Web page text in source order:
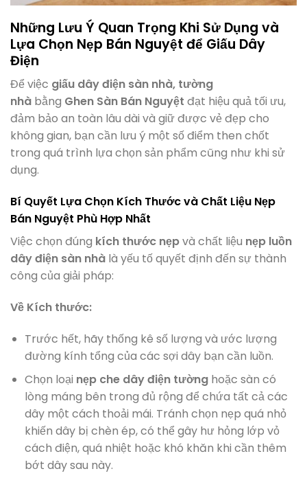
Những Lưu Ý Quan Trọng Khi Sử Dụng và
Lựa Chọn Nẹp Bán Nguyệt để Giấu Dây
Điện
Để việc giấu dây điện sàn nhà, tường
nhà bằng Ghen Sàn Bán Nguyệt đạt hiệu quả tối ưu,
đảm bảo an toàn lâu dài và giữ được vẻ đẹp cho
không gian, bạn cần lưu ý một số điểm then chốt
trong quá trình lựa chọn sản phẩm cũng như khi sử
dụng.
Bí Quyết Lựa Chọn Kích Thước và Chất Liệu Nẹp
Bán Nguyệt Phù Hợp Nhất
Việc chọn đúng kích thước nẹpvà chất liệu nẹp luồn
dây điện sàn nhà là yếu tố quyết định đến sự thành
công của giải pháp:
Về Kích thước:
Trước hết, hãy thống kê số lượng và ước lượng
đường kính tổng của các sợi dây bạn cần luồn.
Chọn loại nẹp che dây điện tườnghoặc sàn có
lòng máng bên trong đủ rộng để chứa tất cả các
dây một cách thoải mái. Tránh chọn nẹp quá nhỏ
khiến dây bị chèn ép, có thể gây hư hỏng lớp vỏ
cách điện, quá nhiệt hoặc khó khăn khi cần thêm
bớt dây sau này.